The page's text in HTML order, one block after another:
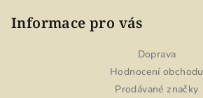
Informace pro vás
Doprava
Hodnocení obchodu
Prodávané značky